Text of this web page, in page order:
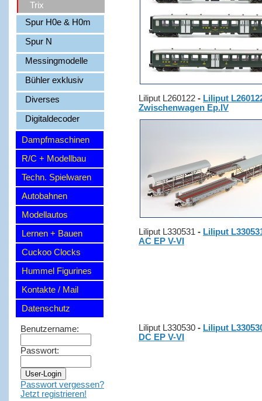
Trix
Spur H0e & H0m
Spur N
Messingmodelle
Bühler exklusiv
Diverses
Digitaldecoder
Dampfmaschinen
R/C + Modellbau
Techn. Spielwaren
Autobahnen
Modellautos
Lernen + Bauen
Cuckoo Clocks
Hummel Figurines
Kontakte / Mail
Datenschutz
Benutzername:
Passwort:
Passwort vergessen?
Jetzt registrieren!
Liliput L260122 - Liliput
Zwischenwagen Ep.IV
Liliput L330531 - Liliput
AC EP V-VI
Liliput L330530 - Liliput
DC EP V-VI